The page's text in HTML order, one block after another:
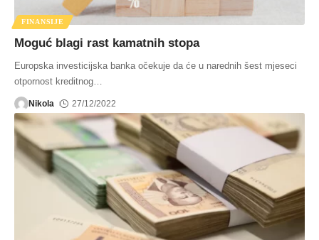
FINANSIJE
Moguć blagi rast kamatnih stopa
Europska investicijska banka očekuje da će u narednih šest mjeseci
otpornost kreditnog
Nikola 27/12/2022